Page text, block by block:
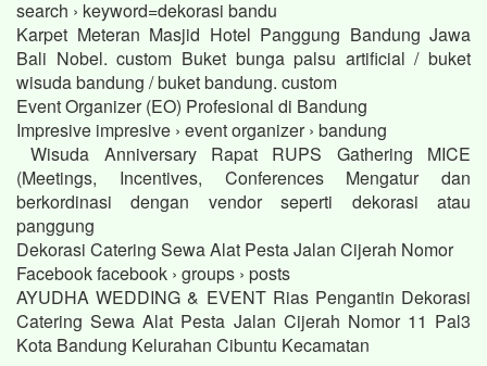
search › keyword=dekorasi bandu
Karpet Meteran Masjid Hotel Panggung Bandung Jawa
Bali Nobel. custom Buket bunga palsu artificial / buket
wisuda bandung / buket bandung. custom
Event Organizer (EO) Profesional di Bandung
Impresive impresive › event organizer › bandung
Wisuda Anniversary Rapat RUPS Gathering MICE
(Meetings, Incentives, Conferences Mengatur dan
berkordinasi dengan vendor seperti dekorasi atau
panggung
Dekorasi Catering Sewa Alat Pesta Jalan Cijerah Nomor
Facebook facebook › groups › posts
AYUDHA WEDDING & EVENT Rias Pengantin Dekorasi
Catering Sewa Alat Pesta Jalan Cijerah Nomor 11 Pal3
Kota Bandung Kelurahan Cibuntu Kecamatan